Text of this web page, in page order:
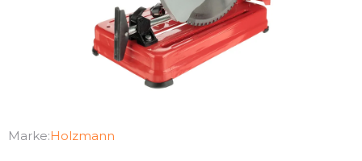
Marke:Holzmann